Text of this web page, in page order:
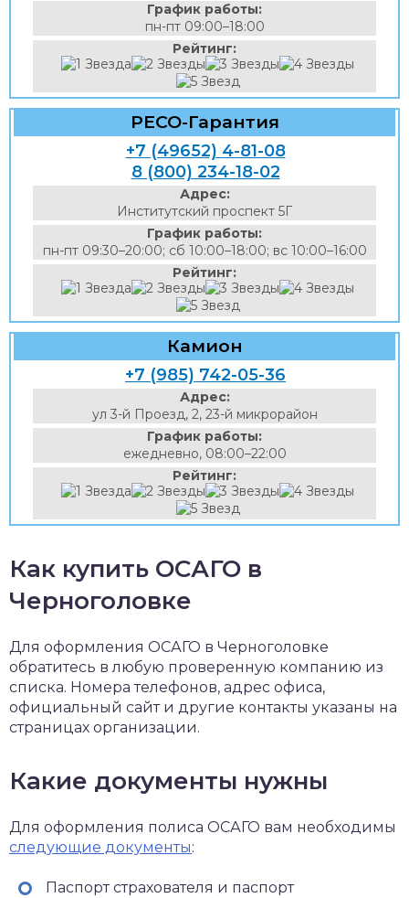
График работы:
пн-пт 09:00–18:00
Рейтинг:
РЕСО-Гарантия
+7 (49652) 4-81-08
8 (800) 234-18-02
Адрес:
Институтский проспект 5Г
График работы:
пн-пт 09:30–20:00; сб 10:00–18:00; вс 10:00–16:00
Рейтинг:
Камион
+7 (985) 742-05-36
Адрес:
ул 3-й Проезд, 2, 23-й микрорайон
График работы:
ежедневно, 08:00–22:00
Рейтинг:
Как купить ОСАГО в
Черноголовке
Для оформления ОСАГО в Черноголовке
обратитесь в любую проверенную компанию из
списка. Номера телефонов, адрес офиса,
официальный сайт и другие контакты указаны на
страницах организации.
Какие документы нужны
Для оформления полиса ОСАГО вам необходимы
следующие документы:
Паспорт страхователя и паспорт